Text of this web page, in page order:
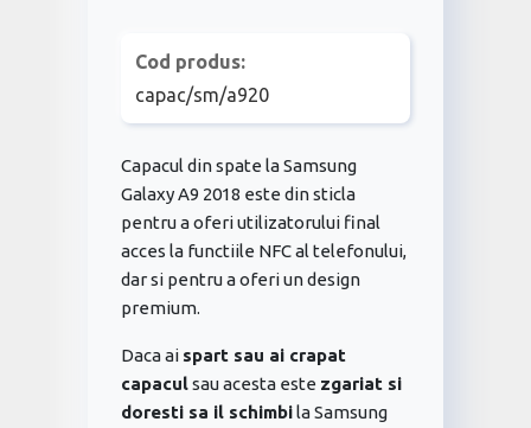
Cod produs:
capac/sm/a920
Capacul din spate la Samsung
Galaxy A9 2018 este din sticla
pentru a oferi utilizatorului final
acces la functiile NFC al telefonului,
dar si pentru a oferi un design
premium.
Daca ai spart sau ai crapat
capaculsau acesta este zgariat si
doresti sa il schimbila Samsung